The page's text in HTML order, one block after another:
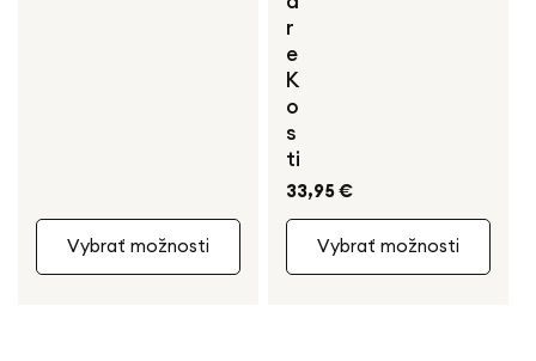
Vybrať možnosti
r
e
K
o
s
ti
Bežná
cena
33,95 €
Vybrať možnosti